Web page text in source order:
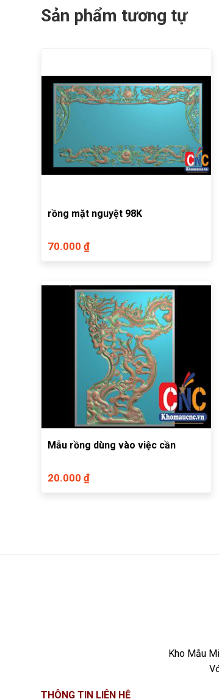
Sản phẩm tương tự
rồng mặt nguyệt 98K
70.000 ₫
Mẫu rồng dùng vào việc cần
20.000 ₫
Kho Mẫu
THÔNG TIN LIÊN HỆ